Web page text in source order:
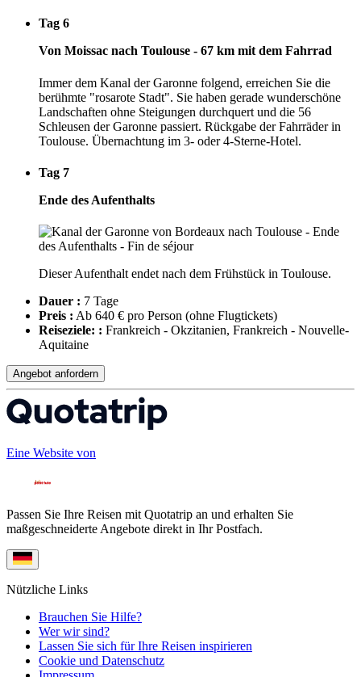
Tag 6
Von Moissac nach Toulouse - 67 km mit dem Fahrrad
Immer dem Kanal der Garonne folgend, erreichen Sie die
berühmte "rosarote Stadt". Sie haben gerade wunderschöne
Landschaften ohne Steigungen durchquert und die 56
Schleusen der Garonne passiert. Rückgabe der Fahrräder in
Toulouse. Übernachtung im 3- oder 4-Sterne-Hotel.
Tag 7
Ende des Aufenthalts
Dieser Aufenthalt endet nach dem Frühstück in Toulouse.
Dauer : 7 Tage
Preis : Ab 640 € pro Person (ohne Flugtickets)
Reiseziele: : Frankreich - Okzitanien, Frankreich - Nouvelle-
Aquitaine
Angebot anfordern
Eine Website von
Passen Sie Ihre Reisen mit Quotatrip an und erhalten Sie
maßgeschneiderte Angebote direkt in Ihr Postfach.
Nützliche Links
Brauchen Sie Hilfe?
Wer wir sind?
Lassen Sie sich für Ihre Reisen inspirieren
Cookie und Datenschutz